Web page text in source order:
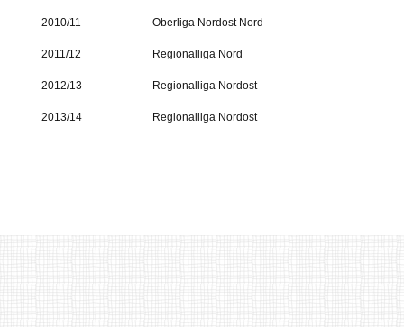
2010/11 Oberliga Nordost Nord
2011/12 Regionalliga Nord
2012/13 Regionalliga Nordost
2013/14 Regionalliga Nordost